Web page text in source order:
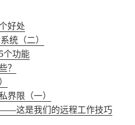
好处
统（二）
个功能
？
界限（一）
这是我们的远程工作技巧